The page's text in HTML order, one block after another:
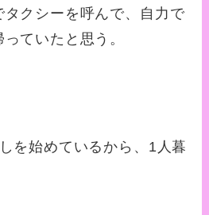
タクシーを呼んで、自力で
ていたと思う。
を始めているから、1人暮